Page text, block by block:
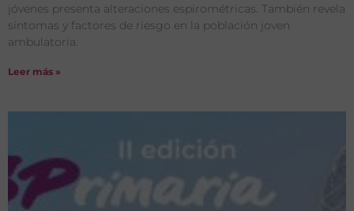
jóvenes presenta alteraciones espirométricas. También revela
síntomas y factores de riesgo en la población joven
ambulatoria.
Leer más »